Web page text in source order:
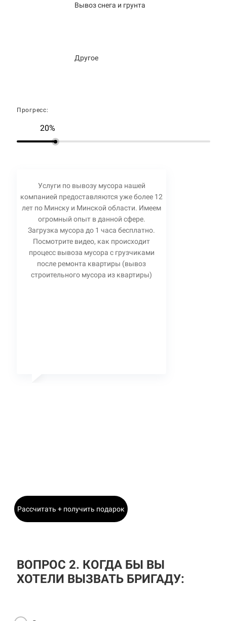
Вывоз снега и грунта
Другое
Прогресс:
20%
Услуги по вывозу мусора нашей
компанией предоставляются уже более 12
лет по Минску и Минской области. Имеем
огромный опыт в данной сфере.
Загрузка мусора до 1 часа бесплатно.
Посмотрите видео, как происходит
процесс вывоза мусора с грузчиками
после ремонта квартиры (вывоз
строительного мусора из квартиры)
Рассчитать + получить подарок
ВОПРОС 2. КОГДА БЫ ВЫ
ХОТЕЛИ ВЫЗВАТЬ БРИГАДУ: